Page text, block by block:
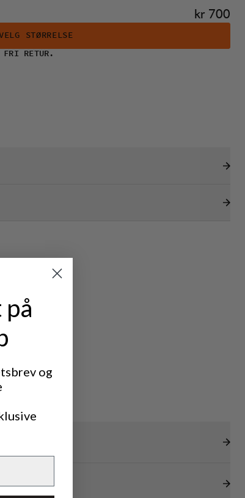
Pris:
kr 700
STØRRELSE
RETUR.
på
og